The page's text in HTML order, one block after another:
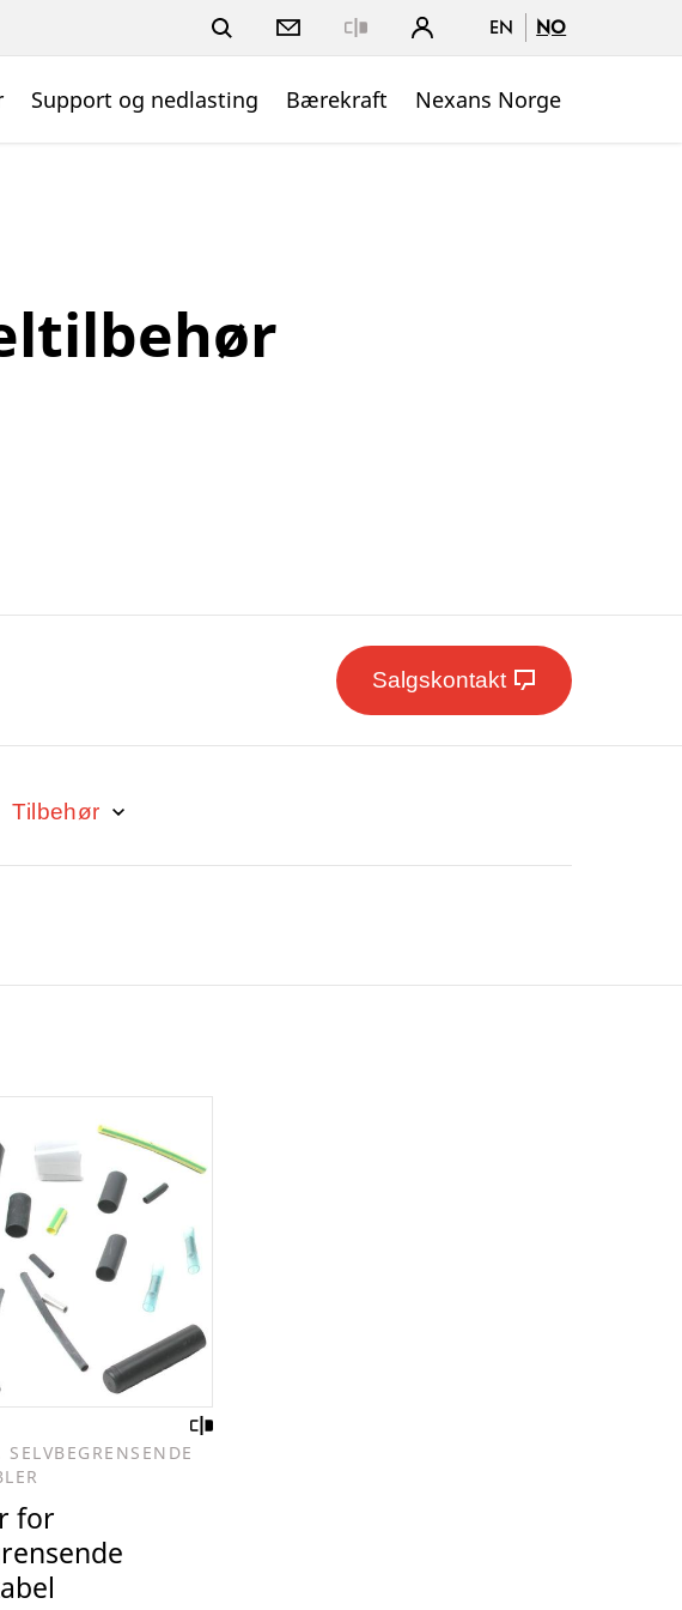
EN NO
Support og nedlasting Bærekraft Nexans Norge
Salgskontakt
Tilbehør
for